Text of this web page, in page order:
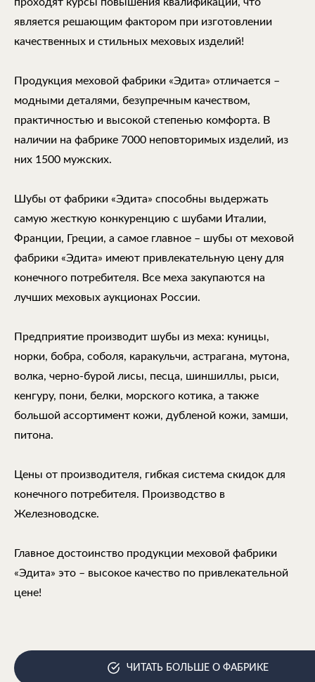
является решающим фактором при изготовлении
качественных и стильных меховых изделий!
Продукция меховой фабрики «Эдита» отличается –
модными деталями, безупречным качеством,
практичностью и высокой степенью комфорта. В
наличии на фабрике 7000 неповторимых изделий, из
них 1500 мужских.
Шубы от фабрики «Эдита» способны выдержать
самую жесткую конкуренцию с шубами Италии,
Франции, Греции, а самое главное – шубы от меховой
фабрики «Эдита» имеют привлекательную цену для
конечного потребителя. Все меха закупаются на
лучших меховых аукционах России.
Предприятие производит шубы из меха: куницы,
норки, бобра, соболя, каракульчи, астрагана, мутона,
волка, черно-бурой лисы, песца, шиншиллы, рыси,
кенгуру, пони, белки, морского котика, а также
большой ассортимент кожи, дубленой кожи, замши,
питона.
Цены от производителя, гибкая система скидок для
конечного потребителя. Производство в
Железноводске.
Главное достоинство продукции меховой фабрики
«Эдита» это – высокое качество по привлекательной
цене!
ЧИТАТЬ БОЛЬШЕ О ФАБРИКЕ